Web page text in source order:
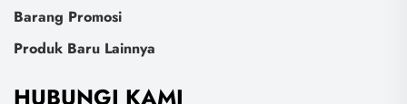
Barang Promosi
Produk Baru Lainnya
HUBUNGI KAMI